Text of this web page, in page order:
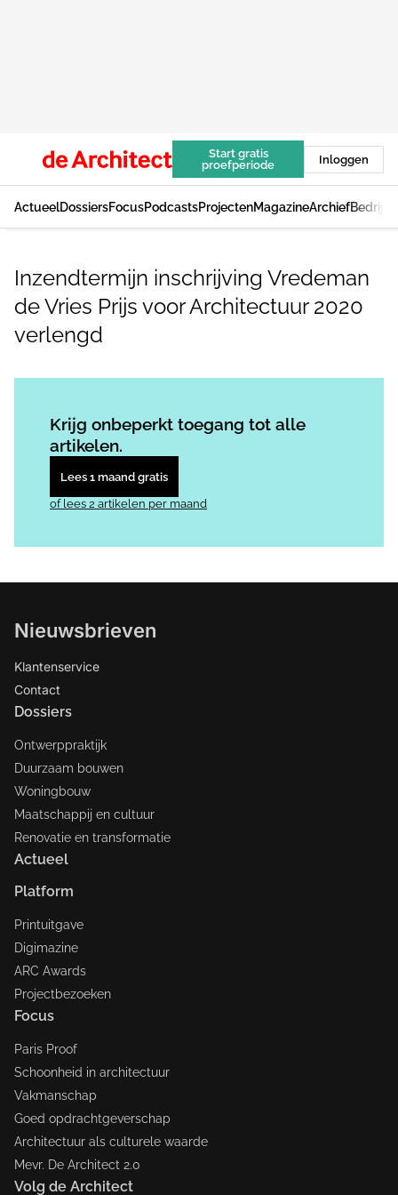
Start gratis
proefperiode
Inloggen
ActueelDossiersFocusPodcastsProjectenMagazineArchief
Inzendtermijn inschrijving Vredeman
de Vries Prijs voor Architectuur 2020
verlengd
Krijg onbeperkt toegang tot alle
artikelen.
Lees 1 maand gratis
of lees 2 artikelen per maand
Nieuwsbrieven
Klantenservice
Contact
Dossiers
Ontwerppraktijk
Duurzaam bouwen
Woningbouw
Maatschappij en cultuur
Renovatie en transformatie
Actueel
Platform
Printuitgave
Digimazine
ARC Awards
Projectbezoeken
Focus
Paris Proof
Schoonheid in architectuur
Vakmanschap
Goed opdrachtgeverschap
Architectuur als culturele waarde
Mevr. De Architect 2.0
Volg de Architect